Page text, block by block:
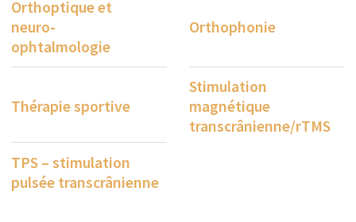
placée à l'extérieur sur la tête. Ces impulsions
peuvent moduler l'activité dans des zones
cérébrales spécifiques, ce qui aide à réduire les
déficits perceptifs et à améliorer le traitement des
informations sensorielles. Des études scientifiques
suggèrent que la rTMS peut aider à atténuer les
symptômes de négligence et à soutenir le
processus de réadaptation.
chaque patient. Il sert de complément précieux
aux mesures thérapeutiques éprouvées,